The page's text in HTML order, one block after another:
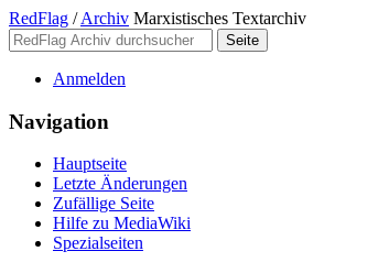
RedFlag / Archiv Marxistisches Textarchiv
Anmelden
Navigation
Hauptseite
Letzte Änderungen
Zufällige Seite
Hilfe zu MediaWiki
Spezialseiten